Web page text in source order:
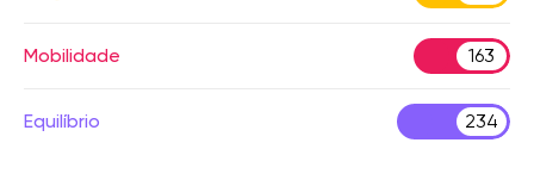
Mobilidade 163
Equilíbrio 234